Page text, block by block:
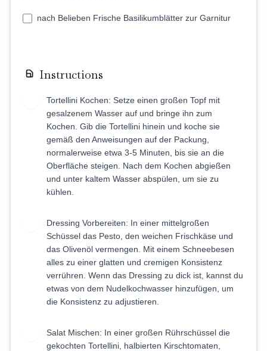
nach Belieben Frische Basilikumblätter zur Garnitur
Instructions
Tortellini Kochen: Setze einen großen Topf mit
gesalzenem Wasser auf und bringe ihn zum
Kochen. Gib die Tortellini hinein und koche sie
gemäß den Anweisungen auf der Packung,
normalerweise etwa 3-5 Minuten, bis sie an die
Oberfläche steigen. Nach dem Kochen abgießen
und unter kaltem Wasser abspülen, um sie zu
kühlen.
Dressing Vorbereiten: In einer mittelgroßen
Schüssel das Pesto, den weichen Frischkäse und
das Olivenöl vermengen. Mit einem Schneebesen
alles zu einer glatten und cremigen Konsistenz
verrühren. Wenn das Dressing zu dick ist, kannst du
etwas von dem Nudelkochwasser hinzufügen, um
die Konsistenz zu adjustieren.
Salat Mischen: In einer großen Rührschüssel die
gekochten Tortellini, halbierten Kirschtomaten,